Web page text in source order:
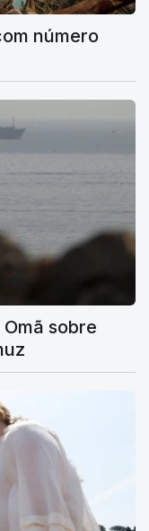
número
sobre